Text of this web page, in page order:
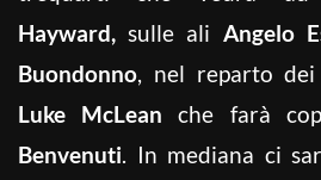
Hayward, sulle ali Angelo
Buondonno, nel reparto
Luke McLean che farà
Benvenuti. In mediana ci